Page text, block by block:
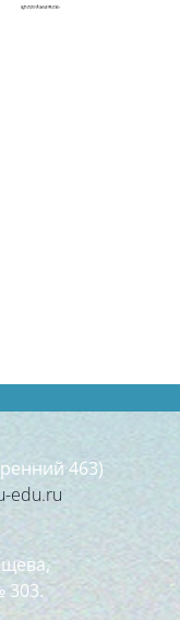
463)
edu.ru
303.